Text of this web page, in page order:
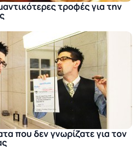
τροφές για την
που δεν γνωρίζατε για τον